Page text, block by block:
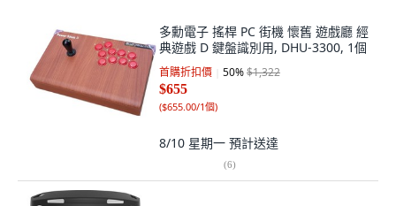
多勳電子 搖桿 PC 街機 懷舊 遊戲廳 經
典遊戲 D 鍵盤識別用, DHU-3300, 1個
首購折扣價 50%$1,322
$655
($655.00/1個)
8/10 星期一 預計送達
(6)